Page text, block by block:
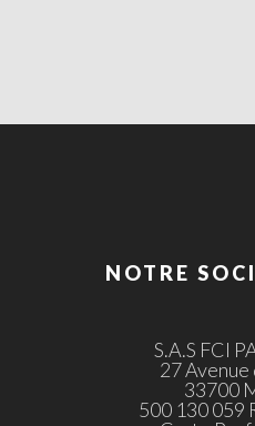
NOTRE
S.A.S FCI
27 Avenue
33700
500 130 059